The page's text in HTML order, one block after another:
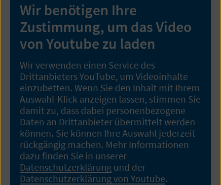
Wir benötigen Ihre
Zustimmung, um das Video
von Youtube zu laden
Wir verwenden einen Service des
Drittanbieters YouTube, um Videoinhalte
einzubetten. Wenn Sie den Inhalt mit Ihrem
Auswahl-Klick anzeigen lassen, stimmen Sie
damit zu, dass dabei personenbezogene
Daten an Drittanbieter übermittelt werden
können. Sie können Ihre Auswahl jederzeit
rückgängig machen. Mehr Informationen
dazu finden Sie in unserer
Datenschutzerklärung und der
Datenschutzerklärung von Youtube.